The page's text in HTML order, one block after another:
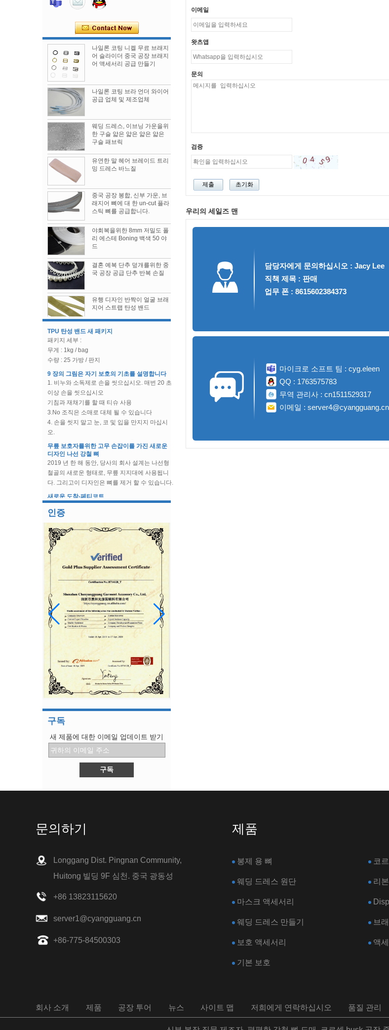
나일론 코팅 니켈 무료 브래지
어 슬라이더 중국 공장 브래지
어 액세서리 공급 만들기
나일론 코팅 브라 언더 와이어
공급 업체 및 제조업체
웨딩 드레스, 이브닝 가운을위
한 구슬 얇은 얇은 얇은 얇은
구슬 패브릭
유연한 말 헤어 브레이드 트리
밍 드레스 바느질
중국 공장 봉합, 신부 가운, 브
래지어 뼈에 대 한 un-cut 플라
스틱 뼈를 공급합니다.
야회복을위한 8mm 저밀도 폴
리 에스테 Boning 백색 50 야
드
결혼 예복 단추 덮개를위한 중
국 공장 공급 단추 반복 손질
유행 디자인 반짝이 얼굴 브래
지어 스트랩 탄성 밴드
1/2 "너비 표준 코르셋 버스, 코
언더 와이어 케이싱 코튼 케이
스
Womenwear 가을 / 겨울 2019 쇼
시즌의 쇼에 대해 가장 이야기가 많은 3
1. 코이즈미 토모
2. 보테가 베네타
3. 프라다
미국의 "300 억 명"은 2 개로 나뉘며 일부 전자
제품 및 일부 의류에 대한 세금은 12 월로 연장됩
니다.
미국의 "300 억 명"은 2 개로 나뉘며 일부 전자 제
품 및 일부 의류에 대한 세금은 12 월로 연장됩니
다.
TPU 탄성 밴드 새 패키지
패키지 세부 :
무게 : 1kg / bag
수량 : 25 가방 / 판지
1. 비누와 소독제로 손을 씻으십시오. 매번 20 초
이상 손을 씻으십시오
기침과 재채기를 할 때 티슈 사용
3.No 조직은 소매로 대체 될 수 있습니다
4. 손을 씻지 말고 눈, 코 및 입을 만지지 마십시
오.
5. 불편한 사람들과의 긴밀한 접촉을 피하십시오
6. 열이 나고 피곤, 기침, 호흡 곤란, 근육통이 느
껴지면 이러한 증상에주의가 필요합니다.
7. 도움을 요청하십시오
8. 집에서 격리해야 할 수도 있습니다
9. 바이러스 탐지를 수락해야합니다
디자인 나선 강철 뼈
2019 년 한 해 동안, 당사의 회사 설계는 나선형
철골의 새로운 형태로, 무릎 지지대에 사용됩니
다. 그리고이 디자인은 뼈를 제거 할 수 있습니다.
Cyg 도매 웨딩 페티코트 언더 스커트 크리 놀린
2/3/4/6/7/8 후프를 사용할 수 있습니다
홍콩 섬유, 의류, 직물 및 액세서리 전시회
우리는 많은 다른 나라의 손님을 수용하고 우리
의 제품을 소개합니다.
관심이있는 모든 사람에게 제품을 보여줄 수있는
좋은 기회입니다.
Womenwear 가을 / 겨울 2019 쇼
시즌의 쇼에 대해 가장 이야기가 많은 3
1. 코이즈미 토모
2. 보테가 베네타
3. 프라다
미국의 "300 억 명"은 2 개로 나뉘며 일부 전자
제품 및 일부 의류에 대한 세금은 12 월로 연장됩
미국의 "300 억 명"은 2 개로 나뉘며 일부 전자 제
품 및 일부 의류에 대한 세금은 12 월로 연장됩니
다.
TPU 탄성 밴드 새 패키지
무게 : 1kg / bag
수량 : 25 가방 / 판지
9 장의 그림은 자기 보호의 기초를 설명합니다
이상 손을 씻으십시오
기침과 재채기를 할 때 티슈 사용
껴지면 이러한 증상에주의가 필요합니다.
7. 도움을 요청하십시오
2019 년 한 해 동안, 당사의 회사 설계는 나선형
철골의 새로운 형태로, 무릎 지지대에 사용됩니
새로운 도착-페티코트
의 제품을 소개합니다.
좋은 기회입니다.
인증
구독
새 제품에 대한 이메일 업데이트 받기
이메일
왓츠앱
문의
검증
우리의 세일즈 맨
담당자에게 문의하십시오 : Jacy Lee
직책 제목 : 판매
업무 폰 : 8615602384373
마이크로 소프트 팀 : cyg.eleen
QQ : 1763575783
무역 관리사 : cn1511529317
이메일 : server4@cyangguang.cn
문의하기
Longgang Dist. Pingnan Community,
Huitong 빌딩 9F 심천. 중국 광동성
+86 13823115620
server1@cyangguang.cn
+86-775-84500303
제품
봉제 용 뼈 코
웨딩 드레스 원단 리
마스크 액세서리
웨딩 드레스 만들기 브
보호 액세서리 액
기본 보호
회사 소개 제품 공장 투어 뉴스 사이트 맵 저희에게 연락하십시오 품질 관리